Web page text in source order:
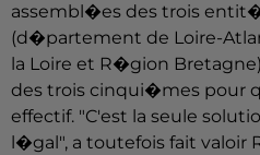
assembl�es des trois
(d�partement de Loire-
la Loire et R�gion
des trois cinqui�mes pour
effectif. "C'est la seule
l�gal", a toutefois fait valoir